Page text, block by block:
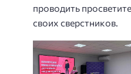
проводить
своих сверстников.